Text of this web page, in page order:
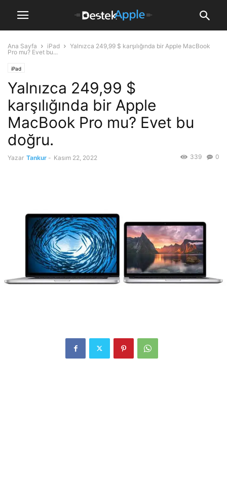
Ana Sayfa iPad
Yalnızca 249,99 $ karşılığında bir Apple MacBook
Pro mu? Evet bu...
iPad
Yalnızca 249,99 $
karşılığında bir Apple
MacBook Pro mu? Evet bu
doğru.
Yazar Tankur - Kasım 22, 2022 0
339